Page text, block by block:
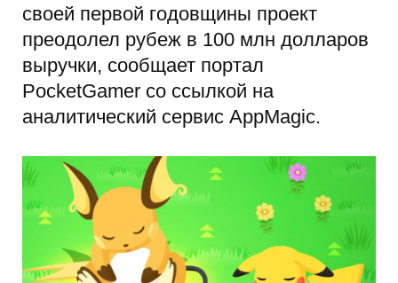
своей первой годовщины проект
преодолел рубеж в 100 млн долларов
выручки, сообщает портал
PocketGamer со ссылкой на
аналитический сервис AppMagic.